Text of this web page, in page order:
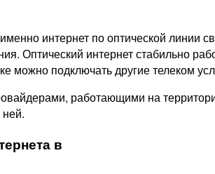
интернет по оптической линии
Оптический интернет стабильно
можно подключать другие телеком
работающими на
ней.
в